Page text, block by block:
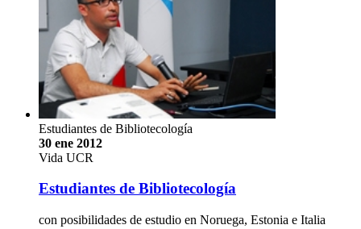
Estudiantes de Bibliotecología
30 ene 2012
Vida UCR
Estudiantes de Bibliotecología
con posibilidades de estudio en Noruega, Estonia e Italia